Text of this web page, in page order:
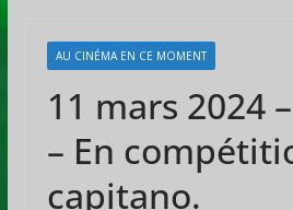
AU CINÉMA EN CE MOMENT
11 mars 2024
– En
capitano.